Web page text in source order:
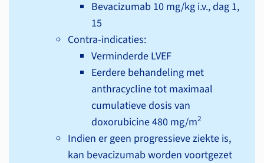
Bevacizumab 10 mg/kg i.v., dag 1,
15
Contra-indicaties:
Verminderde LVEF
Eerdere behandeling met
anthracycline tot maximaal
cumulatieve dosis van
doxorubicine 480 mg/m2
Indien er geen progressieve ziekte is,
kan bevacizumab worden voortgezet